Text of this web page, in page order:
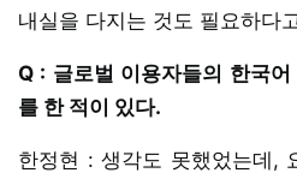
내실을 다지는 것도 필요하다
Q : 글로벌 이용자들의 한국
를 한 적이 있다.
한정현 : 생각도 못했었는데,